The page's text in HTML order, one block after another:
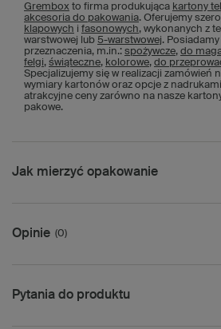
Grembox to firma produkująca kartony
akcesoria do pakowania. Oferujemy
klapowych i fasonowych, wykonanych z
warstwowej lub 5-warstwowej.
przeznaczenia, m.in.: spożywcze, do
felgi, świąteczne, kolorowe, do
Specjalizujemy się w realizacji zamówień
wymiary kartonów oraz opcje z
atrakcyjne ceny zarówno na nasze
pakowe.
Jak mierzyć opakowanie
Opinie (0)
Pytania do produktu